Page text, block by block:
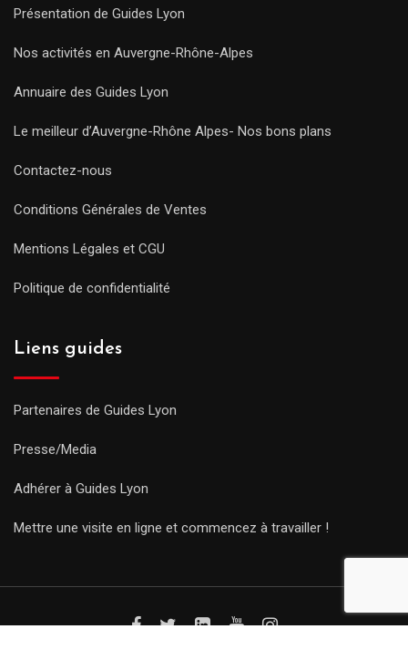
Présentation de Guides Lyon
Nos activités en Auvergne-Rhône-Alpes
Annuaire des Guides Lyon
Le meilleur d’Auvergne-Rhône Alpes- Nos bons plans
Contactez-nous
Conditions Générales de Ventes
Mentions Légales et CGU
Politique de confidentialité
Liens guides
Partenaires de Guides Lyon
Presse/Media
Adhérer à Guides Lyon
Mettre une visite en ligne et commencez à travailler !